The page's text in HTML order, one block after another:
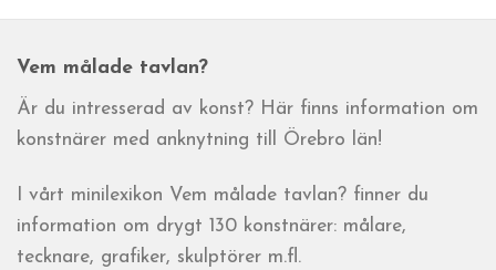
Vem målade tavlan?
Är du intresserad av konst? Här finns information om
konstnärer med anknytning till Örebro län!
I vårt minilexikon Vem målade tavlan? finner du
information om drygt 130 konstnärer: målare,
tecknare, grafiker, skulptörer m.fl.